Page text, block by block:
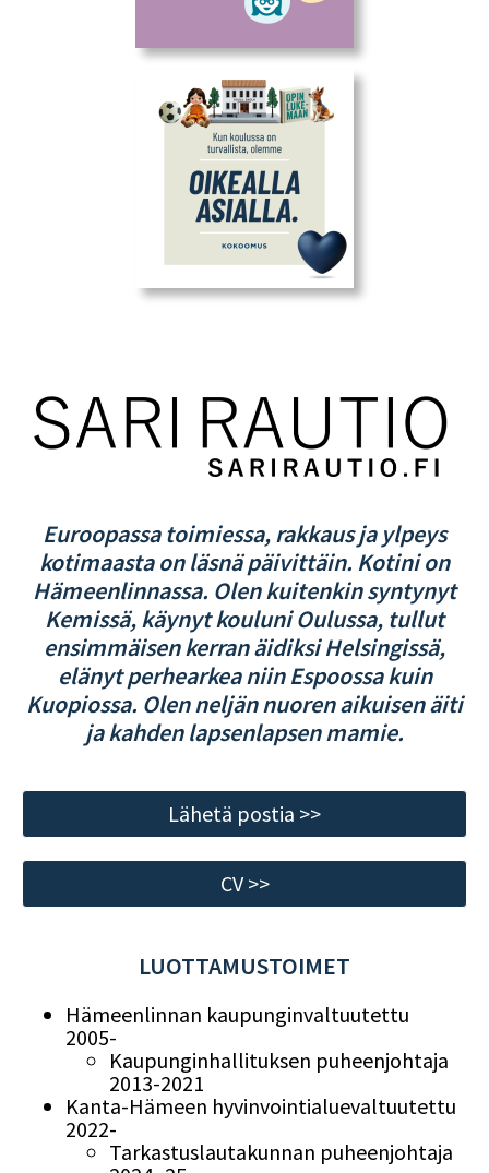
Euroopassa toimiessa, rakkaus ja ylpeys
kotimaasta on läsnä päivittäin. Kotini on
Hämeenlinnassa. Olen kuitenkin syntynyt
Kemissä, käynyt kouluni Oulussa, tullut
ensimmäisen kerran äidiksi Helsingissä,
elänyt perhearkea niin Espoossa kuin
Kuopiossa. Olen neljän nuoren aikuisen äiti
ja kahden lapsenlapsen mamie.
Lähetä postia >>
CV >>
LUOTTAMUSTOIMET
Hämeenlinnan kaupunginvaltuutettu
2005-
Kaupunginhallituksen puheenjohtaja
2013-2021
Kanta-Hämeen hyvinvointialuevaltuutettu
2022-
Tarkastuslautakunnan puheenjohtaja